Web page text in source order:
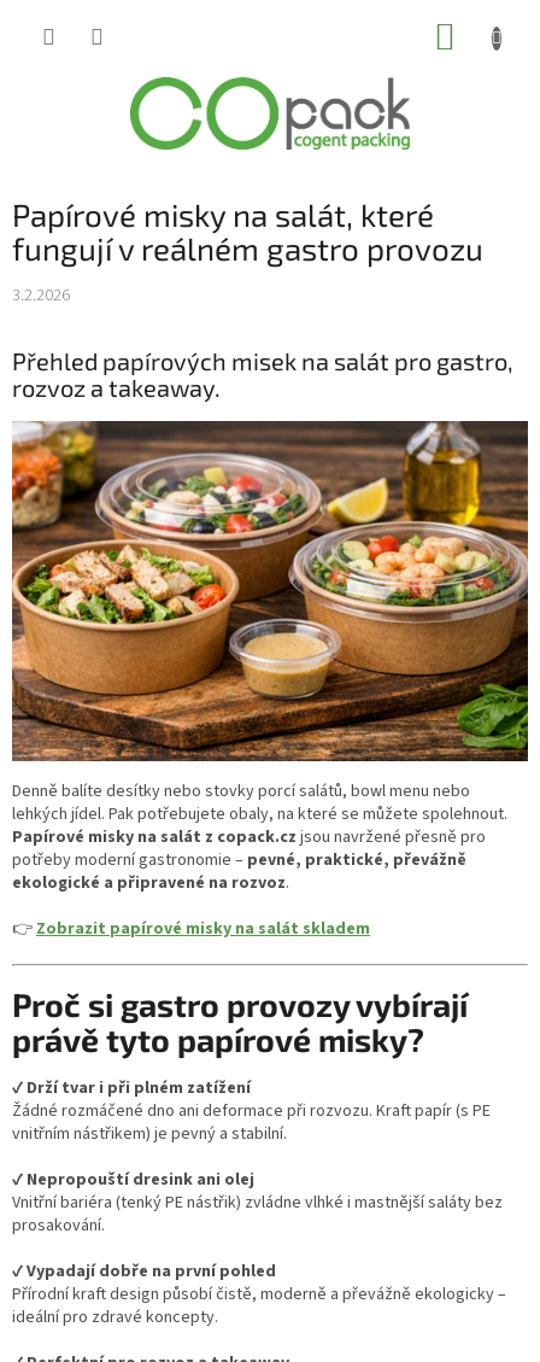
Papírové misky na salát, které
fungují v reálném gastro provozu
3.2.2026
Přehled papírových misek na salát pro gastro,
rozvoz a takeaway.
Denně balíte desítky nebo stovky porcí salátů, bowl menu nebo
lehkých jídel. Pak potřebujete obaly, na které se můžete spolehnout.
Papírové misky na salát z copack.cz jsou navržené přesně pro
potřeby moderní gastronomie – pevné, praktické, převážně
ekologické a připravené na rozvoz.
👉Zobrazit papírové misky na salát skladem
Proč si gastro provozy vybírají
právě tyto papírové misky?
✔️ Drží tvar i při plném zatížení
Žádné rozmáčené dno ani deformace při rozvozu. Kraft papír (s PE
vnitřním nástřikem) je pevný a stabilní.
✔️ Nepropouští dresink ani olej
Vnitřní bariéra (tenký PE nástřik) zvládne vlhké i mastnější saláty bez
prosakování.
✔️Vypadají dobře na první pohled
Přírodní kraft design působí čistě, moderně a převážně ekologicky –
ideální pro zdravé koncepty.